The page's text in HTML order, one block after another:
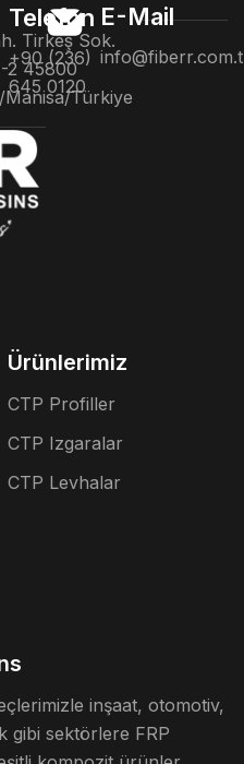
Tirkeş Sok.
2 45800
Manisa/Türkiye
Telefon
+90 (236)
645 0120
E-Mail
Ürünlerimiz
CTP Profiller
CTP Izgaralar
CTP Levhalar
inşaat, otomotiv,
gibi sektörlere FRP